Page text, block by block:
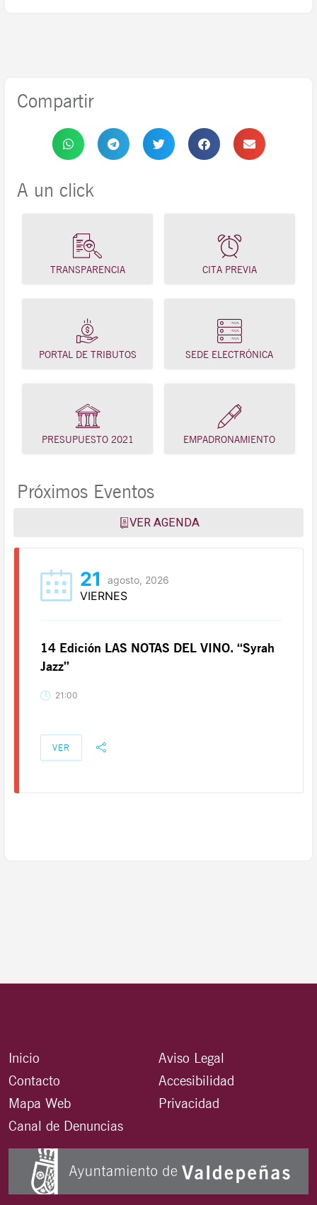
Compartir
A un click
TRANSPARENCIA CITA PREVIA
PORTAL DE TRIBUTOS SEDE ELECTRÓNICA
PRESUPUESTO 2021 EMPADRONAMIENTO
Próximos Eventos
VER AGENDA
21 agosto, 2026
VIERNES
14 Edición LAS NOTAS DEL VINO. “Syrah
Jazz”
21:00
VER
Inicio
Contacto
Mapa Web
Canal de Denuncias
Aviso Legal
Accesibilidad
Privacidad